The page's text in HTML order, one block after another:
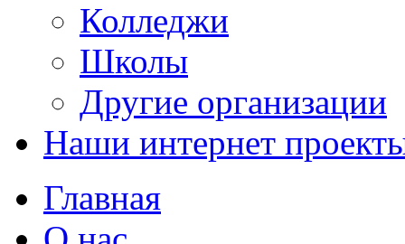
Колледжи
Школы
Другие организации
Наши интернет
Главная